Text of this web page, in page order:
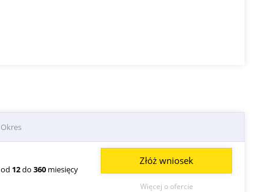
Okres
od 12do360 miesięcy
Więcej o ofercie
Złóż wniosek